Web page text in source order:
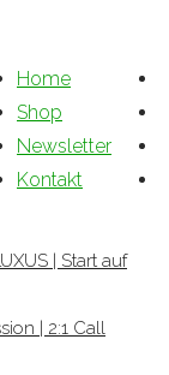
Home
Shop
Newsletter
Kontakt
| Start auf
| 2:1 Call